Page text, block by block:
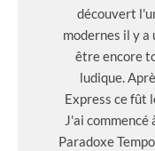
découvert
modernes il y a
être encore
ludique.
Express ce fût
J'ai
Paradoxe